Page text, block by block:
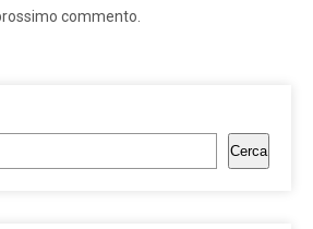
commento.
Cerca